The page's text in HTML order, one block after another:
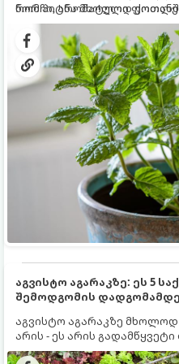
რომ პიტნა მხოლოდ
გრუნტში (ბაღში)
სწრაფად ვრცელდება და
ნორჩი, არომატული
კერძებისთვის.
აგვისტო აგარაკზე: ეს 5
შემოდგომის დადგომამდე
აგვისტო აგარაკზე
არის - ეს არის
ეყრება მომავალი წლის